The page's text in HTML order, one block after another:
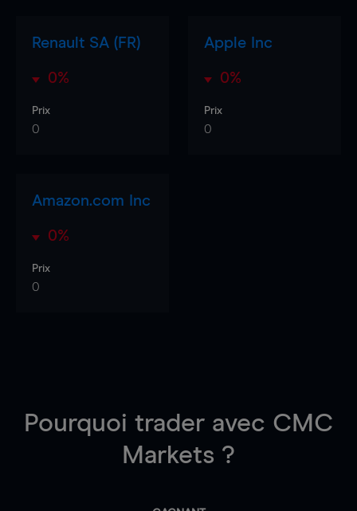
Renault SA (FR)
0%
Prix
0
Apple Inc
0%
Prix
0
Amazon.com Inc
0%
Prix
0
Pourquoi trader avec CMC
Markets ?